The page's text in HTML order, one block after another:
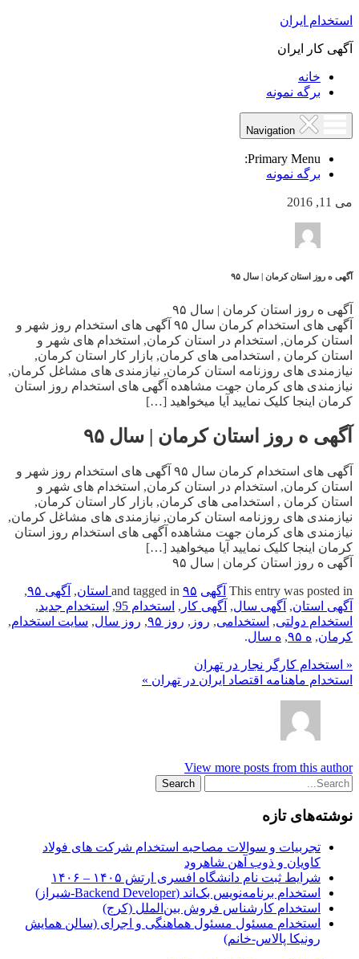
استخدام ایران
آگهی کار ایران
خانه
برگه نمونه
Primary Menu:
برگه نمونه
می 11, 2016
آگهی ه روز استان کرمان | سال ۹۵
آگهی ه روز استان کرمان | سال ۹۵
آگهی های استخدام کرمان سال ۹۵ آگهی های استخدام روز شهر و
استان کرمان, استخدام در استان کرمان, استخدام های شهر و
استان کرمان , استخدامی های کرمان, بازار کار استان کرمان,
نیازمندی های روزنامه استان کرمان, نیازمندی های مشاغل کرمان,
نیازمندی های کرمان جهت مشاهده آگهی های استخدام روز استان
کرمان اینجا کلیک نمایید آیا میخواهید […]
آگهی ه روز استان کرمان | سال ۹۵
آگهی های استخدام کرمان سال ۹۵ آگهی های استخدام روز شهر و
استان کرمان, استخدام در استان کرمان, استخدام های شهر و
استان کرمان , استخدامی های کرمان, بازار کار استان کرمان,
نیازمندی های روزنامه استان کرمان, نیازمندی های مشاغل کرمان,
نیازمندی های کرمان جهت مشاهده آگهی های استخدام روز استان
کرمان اینجا کلیک نمایید آیا میخواهید […]
آگهی ه روز استان کرمان | سال ۹۵
This entry was posted in آگهی ۹۵ استان , آگهی ۹۵
,
آگهی استان, آگهی سال, آگهی کار , استخدام 95 , استخدام جدید,
استخدام دولتی, استخدامی, روز , روز ۹۵ , روز سال, سایت استخدام,
کرمان, ه ۹۵ , ه سال.
« استخدام کارگر نجار در تهران
استخدام ماهنامه اقتصاد ایران در تهران »
View more posts from this author
نوشته‌های تازه
تجربیات و سوالات مصاحبه استخدام شرکت های فولاد
کاویان و ذوب آهن شاهرود
شرایط ثبت نام دانشگاه افسری ارتش ۱۴۰۵ – ۱۴۰۶
استخدام برنامه‌نویس بک‌اند (Backend Developer-شیراز)
استخدام کارشناس فروش بین‌الملل (کرج)
استخدام مسئول مسئول هماهنگی و اجرای (سالن همایش
رونیکا پالاس-خانم)